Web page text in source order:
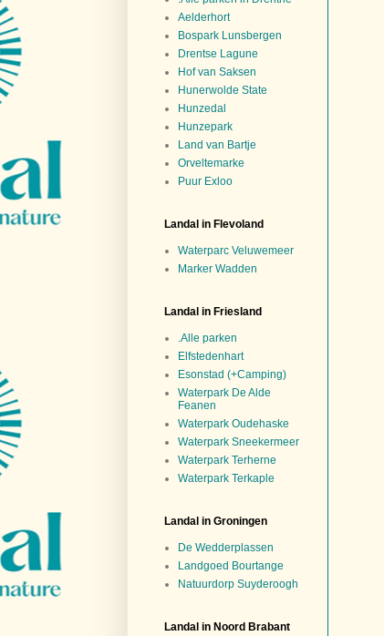
Aelderhort
Bospark Lunsbergen
Drentse Lagune
Hof van Saksen
Hunerwolde State
Hunzedal
Hunzepark
Land van Bartje
Orveltemarke
Puur Exloo
Landal in Flevoland
Waterparc Veluwemeer
Marker Wadden
Landal in Friesland
.Alle parken
Elfstedenhart
Esonstad (+Camping)
Waterpark De Alde
Feanen
Waterpark Oudehaske
Waterpark Sneekermeer
Waterpark Terherne
Waterpark Terkaple
Landal in Groningen
De Wedderplassen
Landgoed Bourtange
Natuurdorp Suyderoogh
Landal in Noord Brabant